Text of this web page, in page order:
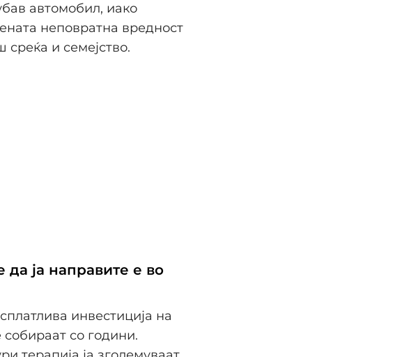
автомобил, иако
неповратна вредност
среќа и семејство.
да ја направите е во
инвестиција на
со години.